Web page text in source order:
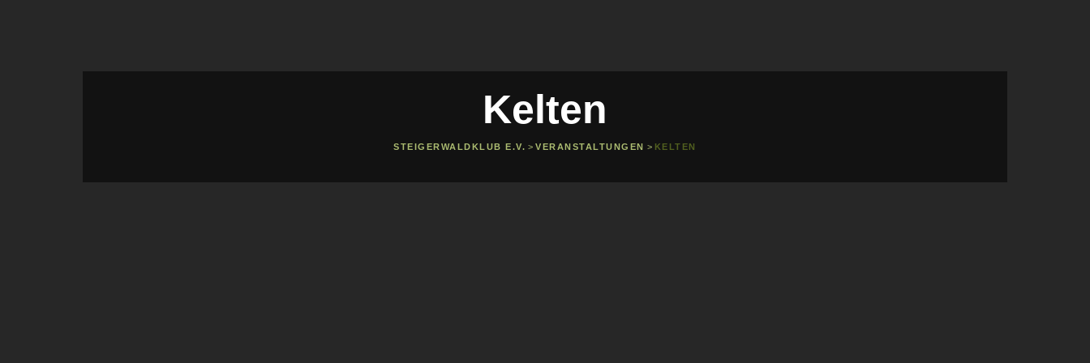
Kelten
STEIGERWALDKLUB E.V. >VERANSTALTUNGEN > KELTEN